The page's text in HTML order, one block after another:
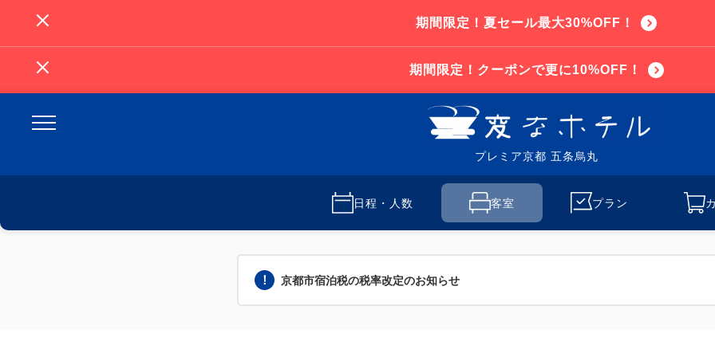
期間限定！夏セール最大30%OFF！
期間限定！クーポンで更に10%OFF！
プレミア京都 五条烏丸
日程・人数 客室 プラン
京都市宿泊税の税率改定のお知らせ